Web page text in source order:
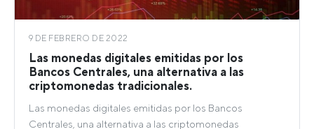
9 DE FEBRERO DE 2022
Las monedas digitales emitidas por los
Bancos Centrales, una alternativa a las
criptomonedas tradicionales.
Las monedas digitales emitidas por los Bancos
Centrales, una alternativa a las criptomonedas